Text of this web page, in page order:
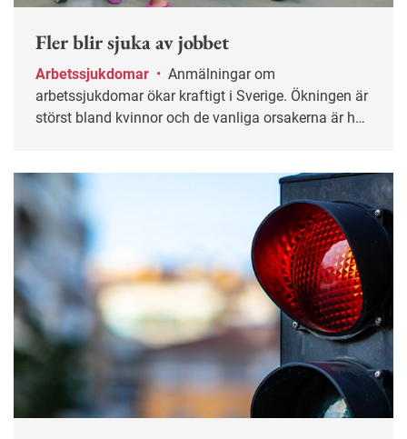
Fler blir sjuka av jobbet
Arbetssjukdomar •
arbetssjukdomar ökar kraftigt i Sverige. Ökningen är
störst bland kvinnor och de vanliga orsakerna är hög